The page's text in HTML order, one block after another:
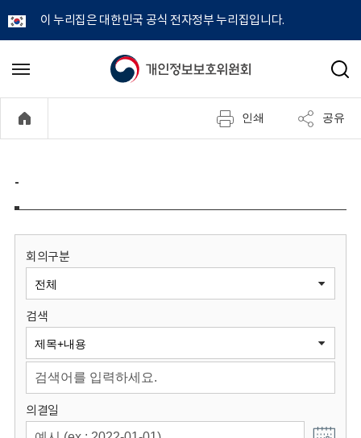
이 누리집은 대한민국 공식 전자정부 누리집입니다.
개
정
보
원
회
메
기
검
인쇄 공유
-
회의구분
검색
의결일